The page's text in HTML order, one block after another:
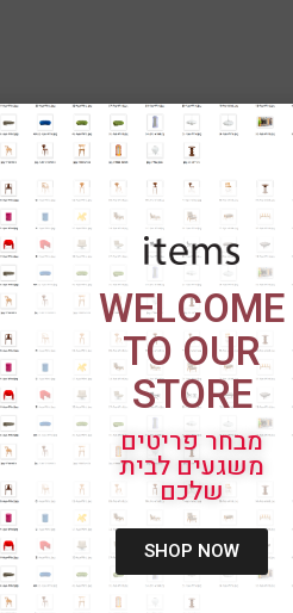
WELCOME
TO OUR
STORE
מבחר פריטים
משגעים לבית
שלכם
SHOP NOW